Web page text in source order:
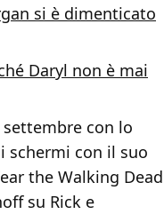
si è dimenticato
Daryl non è mai
con lo
schermi con il suo
the Walking Dead
su Rick e